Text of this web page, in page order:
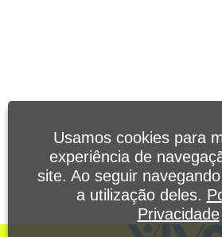
Usamos cookies para
experiência de
site. Ao seguir
a utilização deles.
Privacidade